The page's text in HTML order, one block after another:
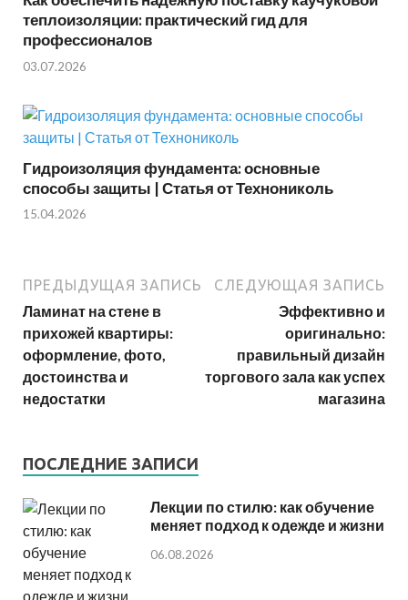
теплоизоляции: практический гид для
профессионалов
03.07.2026
Гидроизоляция фундамента: основные
способы защиты | Статья от Технониколь
15.04.2026
ПРЕДЫДУЩАЯ ЗАПИСЬ
Ламинат на стене в
прихожей квартиры:
оформление, фото,
достоинства и
недостатки
СЛЕДУЮЩАЯ ЗАПИСЬ
Эффективно и
оригинально:
правильный дизайн
торгового зала как успех
магазина
ПОСЛЕДНИЕ ЗАПИСИ
Лекции по стилю: как обучение
меняет подход к одежде и жизни
06.08.2026